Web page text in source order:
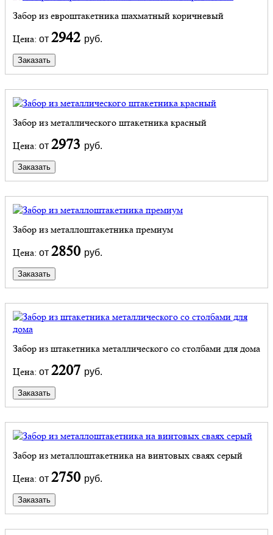
Забор из евроштакетника шахматный коричневый
Цена: от 2942 руб.
Заказать
Забор из металлического штакетника красный
Цена: от 2973 руб.
Заказать
Забор из металлоштакетника премиум
Цена: от 2850 руб.
Заказать
Забор из штакетника металлического со столбами для дома
Цена: от 2207 руб.
Заказать
Забор из металлоштакетника на винтовых сваях серый
Цена: от 2750 руб.
Заказать